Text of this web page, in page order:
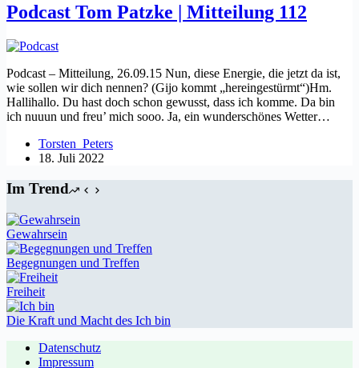
Podcast Tom Patzke | Mitteilung 112
Podcast – Mitteilung, 26.09.15 Nun, diese Energie, die jetzt da ist,
wie sollen wir dich nennen? (Gijo kommt „hereingestürmt“)Hm.
Hallihallo. Du hast doch schon gewusst, dass ich komme. Da bin
ich nuuun und freu’ mich sooo. Ja, ein wunderschönes Wetter…
Torsten_Peters
18. Juli 2022
Im Trend
Gewahrsein
Begegnungen und Treffen
Freiheit
Die Kraft und Macht des Ich bin
Datenschutz
Impressum